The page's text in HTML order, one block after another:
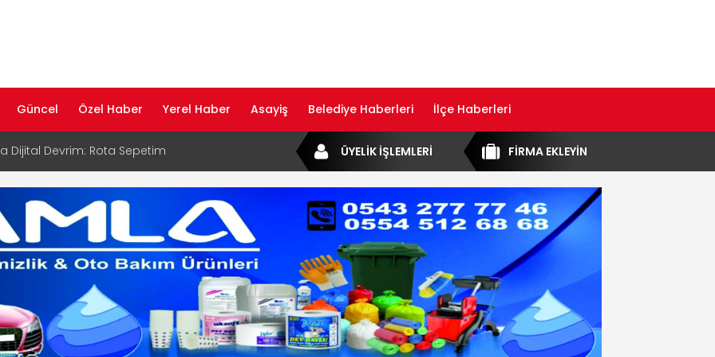
Güncel Özel Haber Yerel Haber Asayiş Belediye Haberleri İlçe Haberleri
Dijital Devrim: Rota Sepetim
Bölge Müdürü Makam Koltuğunu
Rehberi ile Google ve Yapay Zeka
Öne Çıkın
Rehberi Hizmete Girdi
Yayın Hayatına Başladı | Hızlı ve Akıllı
FİRMA EKLEYİN
ÜYELİK İŞLEMLERİ